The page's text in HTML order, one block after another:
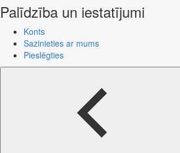
Palīdzība un iestatījumi
Konts
Sazinieties ar mums
Pieslēgties